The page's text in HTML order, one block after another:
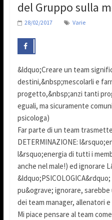
del Gruppo sulla
28/02/2017 Varie
&ldquo;Creare un team
destini,&nbsp;mescolarli e
progetto,&nbsp;anzi tanti
eguali, ma sicuramente
psicologa)
Far parte di un team trasmette
DETERMINAZIONE:
l&rsquo;energia di tutti i
anche nel male!) ed ignorare
pu&ograve; ignorare,
dei team manager, allenatori
Mi piace pensare al team